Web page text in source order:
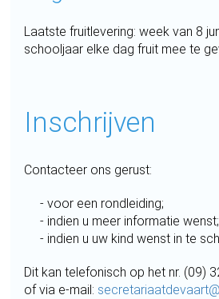
Laatste fruitlevering: week van 8
schooljaar elke dag fruit mee te
Inschrijven
Contacteer ons gerust:
- voor een rondleiding;
- indien u meer informatie wenst;
- indien u uw kind wenst in te
Dit kan telefonisch op het nr. (09)
of via e-mail: